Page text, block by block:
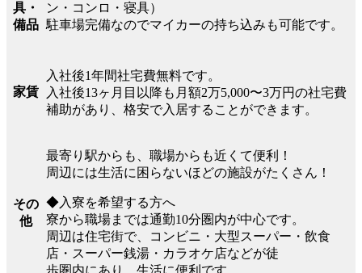
具・
備品
ン・コンロ・寝具）
駐車場完備なのでマイカーの持ち込みも可能です。
家賃
入社後1年間社宅費無料です。
入社後13ヶ月目以降も月額2万5,000〜3万円の社宅費
補助があり、格安で入居することができます。
その
他
最寄り駅からも、職場からも近くて便利！
周辺には生活に困らないほどの施設がたくさん！
◆入寮を希望する方へ
寮から職場までは通勤10分圏内が中心です。
周辺は住宅街で、コンビニ・大型スーパー・飲食
店・スーパー銭湯・カラオケ店などが徒